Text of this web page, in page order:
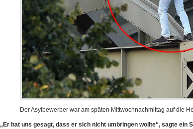
Der Asylbewerber war am späten Mittwochnachmittag auf die
„Er hat uns gesagt, dass er sich nicht umbringen wollte“, sagte ein